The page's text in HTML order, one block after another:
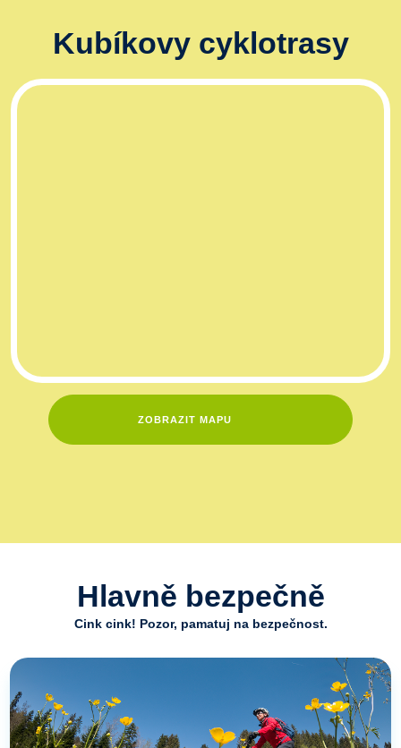
Kubíkovy cyklotrasy
ZOBRAZIT MAPU
Hlavně bezpečně
Cink cink! Pozor, pamatuj na bezpečnost.